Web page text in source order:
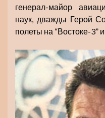
генерал-майор
наук, дважды Герой
полеты на “Востоке-3”